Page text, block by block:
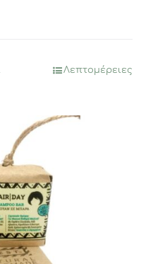
Λεπτομέρειες